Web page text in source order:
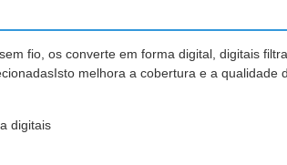
fio, os converte em forma digital, digitais filtra
melhora a cobertura e a qualidade
digitais